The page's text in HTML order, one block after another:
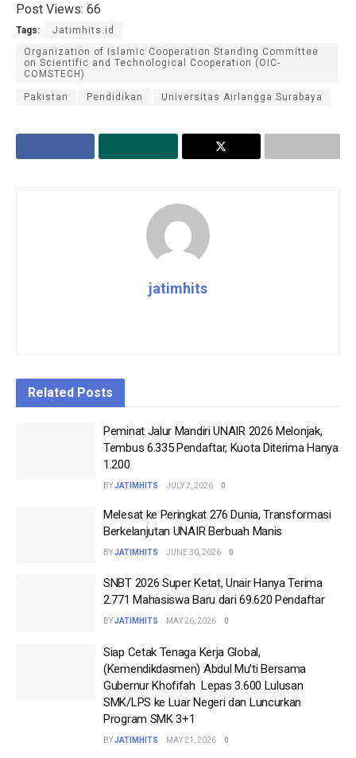
Post Views: 66
Tags:
Jatimhits.id
Organization of Islamic Cooperation Standing Committee
on Scientific and Technological Cooperation (OIC-
COMSTECH)
Pakistan Pendidikan Universitas Airlangga Surabaya
jatimhits
Related Posts
Peminat Jalur Mandiri UNAIR 2026 Melonjak,
Tembus 6.335 Pendaftar, Kuota Diterima Hanya
1.200
BYJATIMHITS JULY 2, 2026 0
Melesat ke Peringkat 276 Dunia, Transformasi
Berkelanjutan UNAIR Berbuah Manis
BYJATIMHITS JUNE 30, 2026 0
SNBT 2026 Super Ketat, Unair Hanya Terima
2.771 Mahasiswa Baru dari 69.620 Pendaftar
BYJATIMHITS MAY 26, 2026 0
Siap Cetak Tenaga Kerja Global,
(Kemendikdasmen) Abdul Mu’ti Bersama
Gubernur Khofifah Lepas 3.600 Lulusan
SMK/LPS ke Luar Negeri dan Luncurkan
Program SMK 3+1
BYJATIMHITS MAY 21, 2026 0